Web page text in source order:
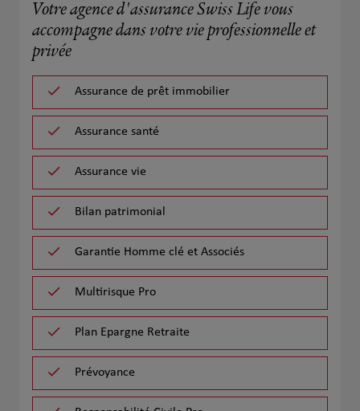
Votre agence d'assurance Swiss Life vous
accompagne dans votre vie professionnelle et
privée
Assurance de prêt immobilier
Assurance santé
Assurance vie
Bilan patrimonial
Garantie Homme clé et Associés
Multirisque Pro
Plan Epargne Retraite
Prévoyance